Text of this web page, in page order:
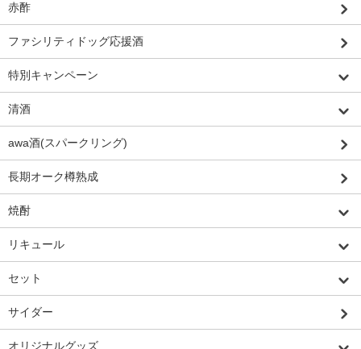
赤酢
ファシリティドッグ応援酒
特別キャンペーン
清酒
awa酒(スパークリング)
長期オーク樽熟成
焼酎
リキュール
セット
サイダー
オリジナルグッズ